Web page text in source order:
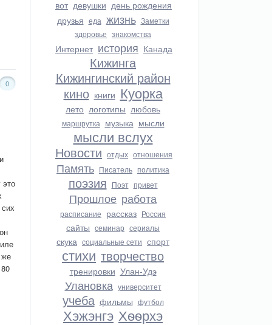
0
же
вот девушки день рождения
друзья еда жизнь Заметки
здоровье знакомства
Интернет история Канада
Кижинга
Кижингинский район
кино книги Куорка
лето логотипы любовь
маршрутка музыка мысли
мысли вслух
Новости отдых отношения
Память Писатель политика
поэзия Поэт привет
Прошлое работа
расписание рассказ Россия
сайты семинар сериалы
скука социальные сети спорт
стихи творчество
тренировки Улан-Удэ
Улановка университет
учеба фильмы футбол
Хэжэнгэ Хѳѳрхэ